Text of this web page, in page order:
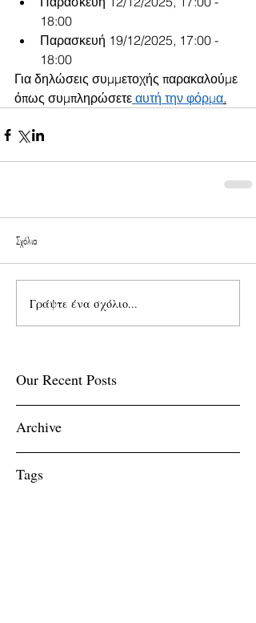
18:00
Παρασκευή 19/12/2025, 17:00 -
18:00
Για δηλώσεις συμμετοχής παρακαλούμε
όπως συμπληρώσετε αυτή την φόρμα.
Σχόλια
Γράψτε ένα σχόλιο...
Our Recent Posts
Archive
Tags